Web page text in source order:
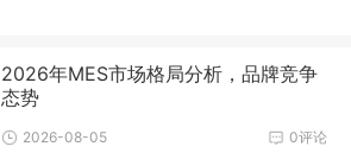
2026年MES市场格局分析，品牌竞争
态势
0评论
2026-08-05